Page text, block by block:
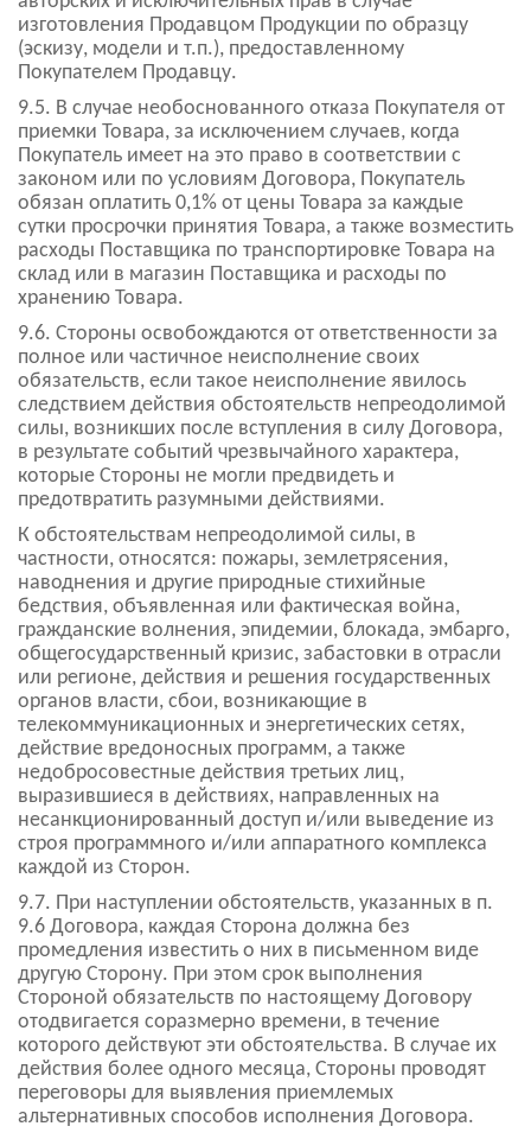
изготовления Продавцом Продукции по образцу
(эскизу, модели и т.п.), предоставленному
Покупателем Продавцу.
9.5. В случае необоснованного отказа Покупателя от
приемки Товара, за исключением случаев, когда
Покупатель имеет на это право в соответствии с
законом или по условиям Договора, Покупатель
обязан оплатить 0,1% от цены Товара за каждые
сутки просрочки принятия Товара, а также возместить
расходы Поставщика по транспортировке Товара на
склад или в магазин Поставщика и расходы по
хранению Товара.
9.6. Стороны освобождаются от ответственности за
полное или частичное неисполнение своих
обязательств, если такое неисполнение явилось
следствием действия обстоятельств непреодолимой
силы, возникших после вступления в силу Договора,
в результате событий чрезвычайного характера,
которые Стороны не могли предвидеть и
предотвратить разумными действиями.
К обстоятельствам непреодолимой силы, в
частности, относятся: пожары, землетрясения,
наводнения и другие природные стихийные
бедствия, объявленная или фактическая война,
гражданские волнения, эпидемии, блокада, эмбарго,
общегосударственный кризис, забастовки в отрасли
или регионе, действия и решения государственных
органов власти, сбои, возникающие в
телекоммуникационных и энергетических сетях,
действие вредоносных программ, а также
недобросовестные действия третьих лиц,
выразившиеся в действиях, направленных на
несанкционированный доступ и/или выведение из
строя программного и/или аппаратного комплекса
каждой из Сторон.
9.7. При наступлении обстоятельств, указанных в п.
9.6 Договора, каждая Сторона должна без
промедления известить о них в письменном виде
другую Сторону. При этом срок выполнения
Стороной обязательств по настоящему Договору
отодвигается соразмерно времени, в течение
которого действуют эти обстоятельства. В случае их
действия более одного месяца, Стороны проводят
переговоры для выявления приемлемых
альтернативных способов исполнения Договора.